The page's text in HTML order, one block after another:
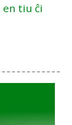
en tiu ĉi